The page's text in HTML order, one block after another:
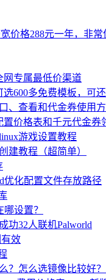
价格288元一年，非常
网专属最低价渠道
600多免费模板，可
、查看和代金券使用
置价格表和千元代金券
游戏设置教程
建教程（超简单）
优化配置文件存放路径
设置？
功32人联机Palworld
效
？怎么选镜像比较好？